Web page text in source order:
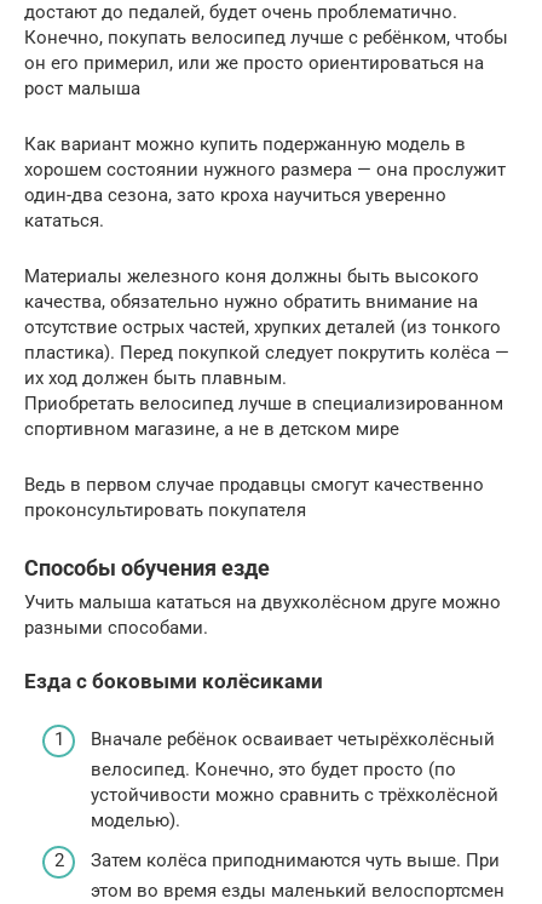
достают до педалей, будет очень проблематично.
Конечно, покупать велосипед лучше с ребёнком, чтобы
он его примерил, или же просто ориентироваться на
рост малыша
Как вариант можно купить подержанную модель в
хорошем состоянии нужного размера — она прослужит
один-два сезона, зато кроха научиться уверенно
кататься.
Материалы железного коня должны быть высокого
качества, обязательно нужно обратить внимание на
отсутствие острых частей, хрупких деталей (из тонкого
пластика). Перед покупкой следует покрутить колёса —
их ход должен быть плавным.
Приобретать велосипед лучше в специализированном
спортивном магазине, а не в детском мире
Ведь в первом случае продавцы смогут качественно
проконсультировать покупателя
Способы обучения езде
Учить малыша кататься на двухколёсном друге можно
разными способами.
Езда с боковыми колёсиками
Вначале ребёнок осваивает четырёхколёсный
велосипед. Конечно, это будет просто (по
устойчивости можно сравнить с трёхколёсной
моделью).
Затем колёса приподнимаются чуть выше. При
этом во время езды маленький велоспортсмен